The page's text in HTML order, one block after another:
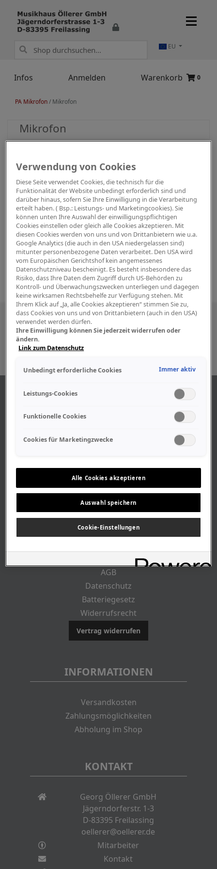
Infos Anmelden Warenkorb 0
EU
PA Mikrofon/ Mikrofon
Mikrofon
Besuchen Sie uns auch in den sozialen
Medien
Geschäftszeiten
Stellenangebote
Geschichte
RECHTLICHES
AGB
Datenschutz
Batteriegesetz
Widerrufsrecht
Vertrag widerrufen
INFORMATIONEN
Versandkosten
Zahlungsmöglichkeiten
Abholung im Shop
KONTAKT
Georg Öllerer GmbH
Jägerndorferstr. 1-3
D-83395 Freilassing
oellerer@oellerer.de
Mitarbeiter
Kontakt
Verwendung von Cookies
Diese Seite verwendet Cookies, die technisch für die
Funktionalität der Website unbedingt erforderlich sind und
darüber hinaus, sofern Sie Ihre Einwilligung in die Verarbeitung
erteilt haben. ( Bsp.: Leistungs- und Marketingcookies). Sie
können unten Ihre Auswahl der einwilligungspflichtigen
Cookies einstellen oder gleich alle Cookies akzeptieren. Mit
diesen Cookies werden von uns und von Drittanbietern wie u.a.
Google Analytics (die auch in den USA niedergelassen sind)
mitunter personenbezogene Daten verarbeitet. Den USA wird
vom Europäischen Gerichtshof kein angemessenes
Datenschutzniveau bescheinigt. Es besteht insbesondere das
Risiko, dass Ihre Daten dem Zugriff durch US-Behörden zu
Kontroll- und Überwachungszwecken unterliegen und dagegen
keine wirksamen Rechtsbehelfe zur Verfügung stehen. Mit
Ihrem Klick auf „Ja, alle Cookies akzeptieren“ stimmen Sie zu,
dass Cookies von uns und von Drittanbietern (auch in den USA)
verwendet werden dürfen.
Ihre Einwilligung können Sie jederzeit widerrufen oder
ändern.
Link zum Datenschutz
Unbedingt erforderliche Cookies Immer aktiv
Leistungs-Cookies
Funktionelle Cookies
Cookies für Marketingzwecke
Alle Cookies akzeptieren
Auswahl speichern
Cookie-Einstellungen